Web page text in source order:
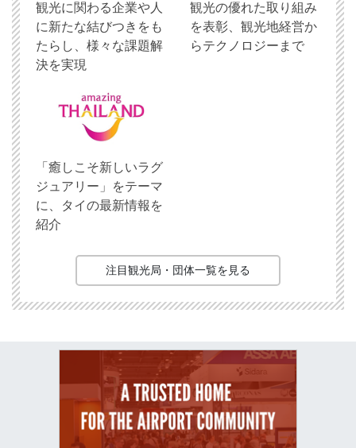
観光に関わる企業や人
に新たな結びつきをも
たらし、様々な課題解
決を実現
観光の優れた取り組み
を表彰、観光地経営か
らテクノロジーまで
「癒しこそ新しいラグ
ジュアリー」をテーマ
に、タイの最新情報を
紹介
注目観光局・団体一覧を見る